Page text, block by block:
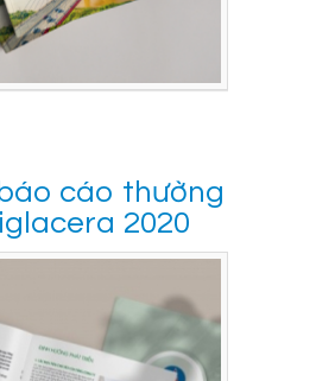
cáo thường
2020